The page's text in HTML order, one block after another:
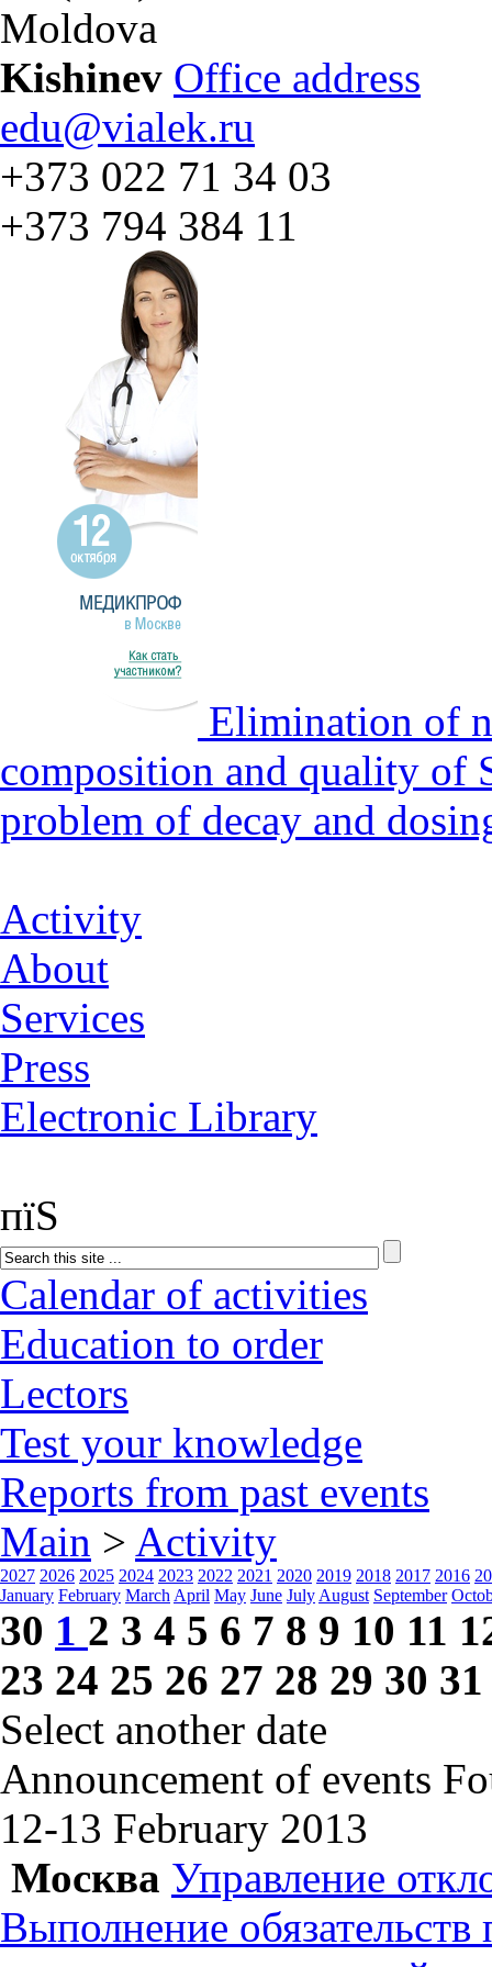
Moldova
Kishinev Office address
edu@vialek.ru
+373 022 71 34 03
+373 794 384 11
Elimination of
composition and quality of
problem of decay and
Activity
About
Services
Press
Electronic Library
пїЅ
Calendar of activities
Education to order
Lectors
Test your knowledge
Reports from past events
Main > Activity
2027 2026 2025 2024 2023 2022 2021 2020 2019 2018 2017 2016
January February March April May June July August September
30 1 2 3 4 5 6 7 8 9 10 11
23 24 25 26 27 28 29 30 31
Select another date
Announcement of events
12-13 February 2013
Москва Управление
Выполнение